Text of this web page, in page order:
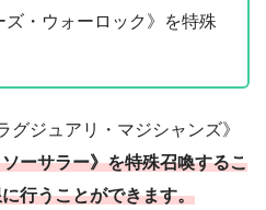
ズ・ウォーロック》を特殊
ジュアリ・マジシャンズ》
ーサラー》を特殊召喚するこ
行うことができます。